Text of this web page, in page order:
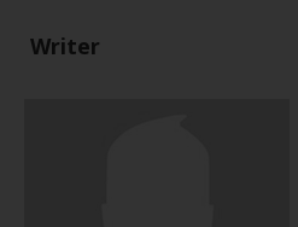
Writer